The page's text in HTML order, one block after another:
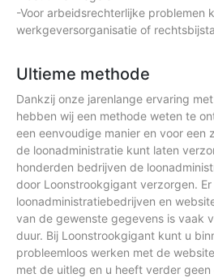
-Voor arbeidsrechterlijke problemen
werkgeversorganisatie of
Ultieme methode
Dankzij onze jarenlange ervaring
hebben wij een methode weten te
een eenvoudige manier en voor een
de loonadministratie kunt laten
honderden bedrijven de
door Loonstrookgigant verzorgen.
loonadministratiebedrijven en
van de gewenste gegevens is vaak
duur. Bij Loonstrookgigant kunt u
probleemloos werken met de
met de uitleg en u heeft verder